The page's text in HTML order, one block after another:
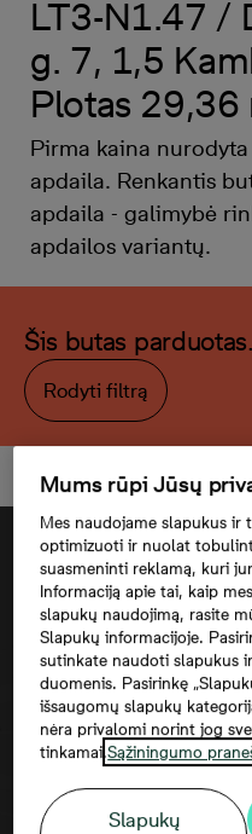
LT3-N1.47 /
g. 7, 1,5
Plotas 29,36
Pirma kaina
apdaila. Renkantis
apdaila - galimybė
apdailos variantų.
Šis butas
Rodyti filtrą
Norėdami matyti
Mums rūpi Jūsų
Mes naudojame slapukus ir
optimizuoti ir nuolat
suasmeninti reklamą, kuri
Informaciją apie tai, kaip
slapukų naudojimą, rasite
Slapukų informacijoje.
sutinkate naudoti slapukus
duomenis. Pasirinkę
išsaugomų slapukų
nėra privalomi norint jog
tinkamai.Sąžiningumo
Slapukų